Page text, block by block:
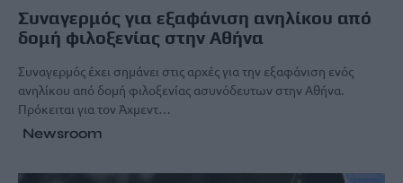
Συναγερμός για εξαφάνιση ανηλίκου από
δομή φιλοξενίας στην Αθήνα
Συναγερμός έχει σημάνει στις αρχές για την εξαφάνιση ενός
ανηλίκου από δομή φιλοξενίας ασυνόδευτων στην Αθήνα.
Πρόκειται για τον Άχμεντ…
Newsroom